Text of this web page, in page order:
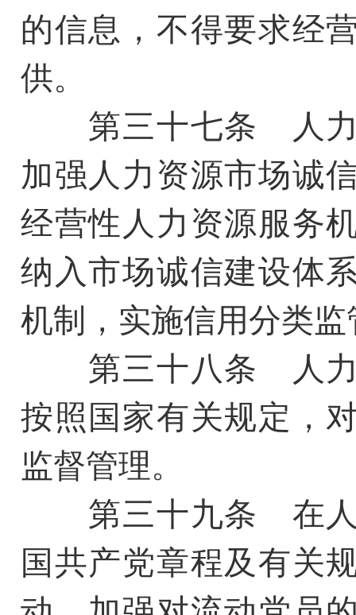
的信息，不得要求经
供。
第三十七条 人力
加强人力资源市场诚
经营性人力资源服务
纳入市场诚信建设体
机制，实施信用分类监
第三十八条 人力
按照国家有关规定，
监督管理。
第三十九条 在人
国共产党章程及有关